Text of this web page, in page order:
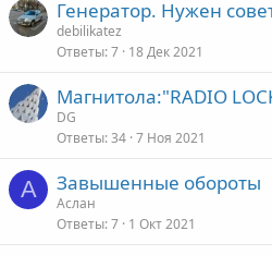
Генератор. Нужен
debilikatez
Ответы 7 18 Дек 2021
Магнитола:"RADIO
DG
Ответы 34 7 Ноя 2021
А Завышенные обороты
Аслан
Ответы 7 1 Окт 2021